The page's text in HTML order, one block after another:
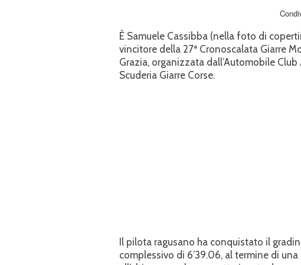
È Samuele Cassibba (nella foto di
vincitore della 27ª Cronoscalata Giarre
Grazia, organizzata dall’Automobile
Scuderia Giarre Corse.
Il pilota ragusano ha conquistato il
complessivo di 6’39.06, al termine di